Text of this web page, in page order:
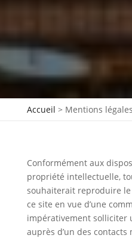
Accueil > Mentions légales
Conformément aux
propriété intellectuelle,
souhaiterait reproduire
ce site en vue d’une
impérativement solliciter
auprès d’un des